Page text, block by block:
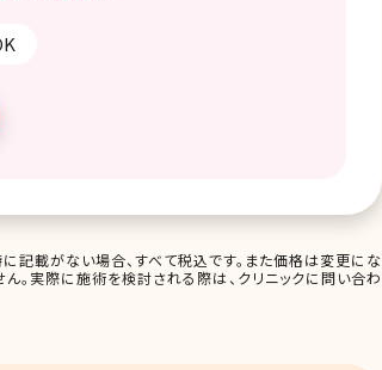
記載がない場合、すべて税込です。また価格は変更にな
。実際に施術を検討される際は、クリニックに問い合わ